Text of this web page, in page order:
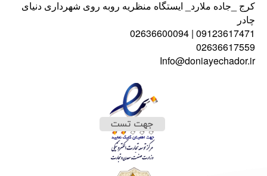
کرج _جاده ملارد_ ایستگاه منظریه روبه روی شهرداری دنیای
چادر
09123617471 | 02636600094
02636617559
Info@doniayechador.ir